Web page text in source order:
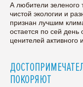
А любители зеленого
чистой экологии и
признан лучшим
остается по сей
ценителей активного
ПОКОРЯЮТ